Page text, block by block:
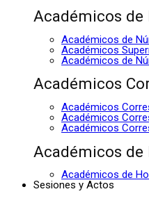
Académicos de
Académicos de
Académicos
Académicos de
Académicos
Académicos
Académicos
Académicos
Académicos de
Académicos de
Sesiones y Actos